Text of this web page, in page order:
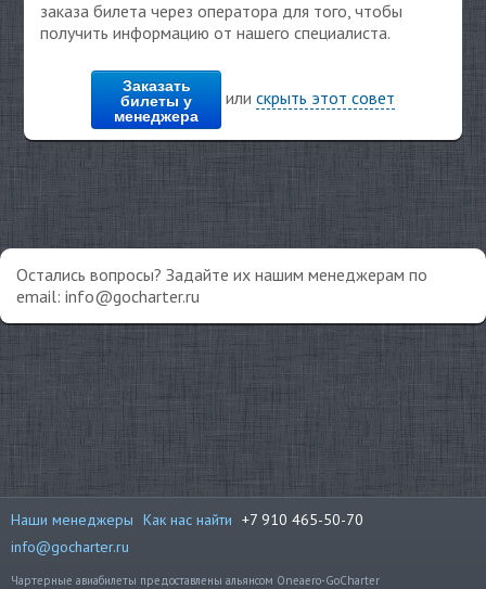
заказа билета через оператора для того, чтобы
получить информацию от нашего специалиста.
Заказать
билеты у
менеджера
или скрыть этот совет
Остались вопросы? Задайте их нашим менеджерам по
email: info@gocharter.ru
Наши менеджеры Как нас найти +7 910 465-50-70
info@gocharter.ru
Чартерные авиабилеты предоставлены альянсом Oneaero-GoCharter